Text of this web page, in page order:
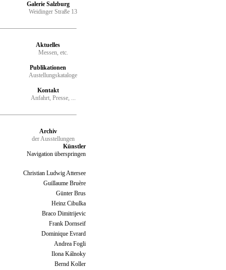
Galerie Salzburg
Weidinger Straße 13
Aktuelles
Messen, etc.
Publikationen
Austellungskataloge
Kontakt
Anfahrt, Presse, ...
Archiv
der Ausstellungen
Künstler
Navigation überspringen
Christian Ludwig Attersee
Guillaume Bruère
Günter Brus
Heinz Cibulka
Braco Dimitrijevic
Frank Dornseif
Dominique Evrard
Andrea Fogli
Ilona Kálnoky
Bernd Koller